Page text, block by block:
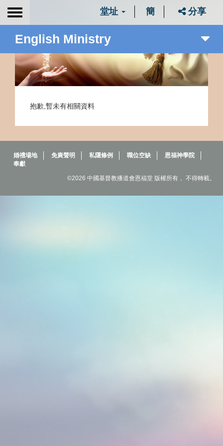
Toggle
堂址 簡 分享
English Ministry
抱歉,暫未有相關資料
婚禮場地 免責聲明 私隱條例 職位空缺
恩福神學院
奉獻
©2026 中國基督教播道會恩福堂 版權所有， 不得轉載。